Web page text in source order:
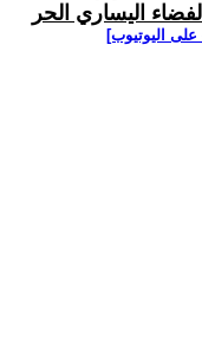
اليساري الحر
اليوتيوب]